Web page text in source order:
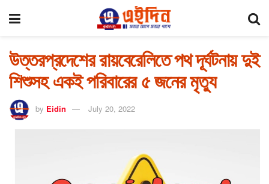
উত্তরপ্রদেশের রায়বেরেলিতে পথ দূর্ঘটনায় দুই
শিশুসহ একই পরিবারের ৫ জনের মৃত্যু
by Eidin July 20, 2022